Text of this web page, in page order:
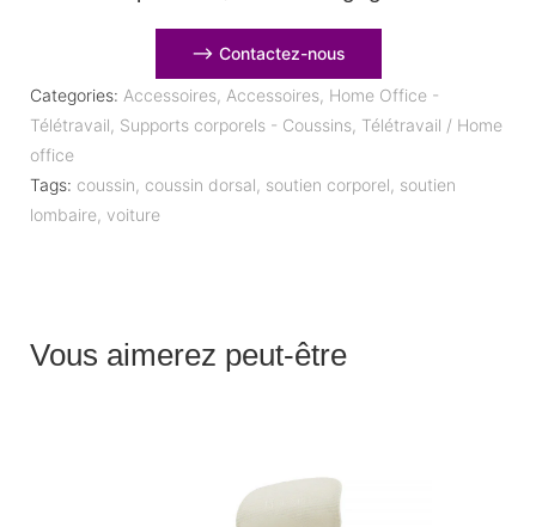
⟶ Contactez-nous
Categories: Accessoires, Accessoires, Home Office -
Télétravail, Supports corporels - Coussins, Télétravail / Home
office
Tags: coussin, coussin dorsal, soutien corporel, soutien
lombaire, voiture
Vous aimerez peut-être